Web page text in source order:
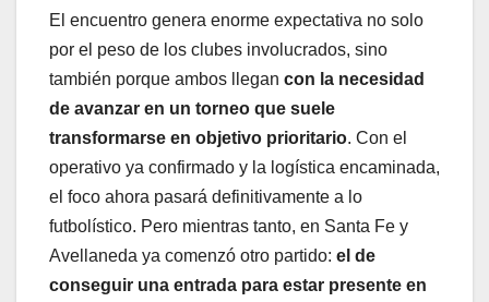
El encuentro genera enorme expectativa no solo
por el peso de los clubes involucrados, sino
también porque ambos llegan con la necesidad
de avanzar en un torneo que suele
transformarse en objetivo prioritario. Con el
operativo ya confirmado y la logística encaminada,
el foco ahora pasará definitivamente a lo
futbolístico. Pero mientras tanto, en Santa Fe y
Avellaneda ya comenzó otro partido: el de
conseguir una entrada para estar presente en